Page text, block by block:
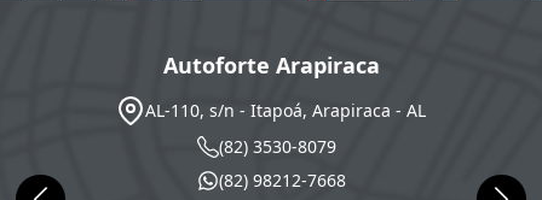
Autoforte Arapiraca
AL-110, s/n - Itapoá, Arapiraca - AL
(82) 3530-8079
(82) 98212-7668